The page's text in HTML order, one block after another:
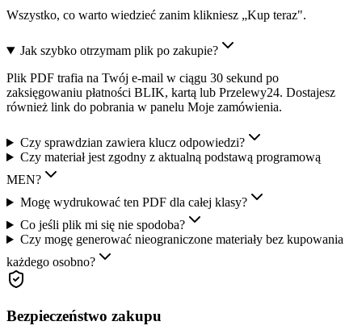
Wszystko, co warto wiedzieć zanim klikniesz „Kup teraz".
Jak szybko otrzymam plik po zakupie?
Plik PDF trafia na Twój e-mail w ciągu 30 sekund po
zaksięgowaniu płatności BLIK, kartą lub Przelewy24. Dostajesz
również link do pobrania w panelu Moje zamówienia.
Czy sprawdzian zawiera klucz odpowiedzi?
Czy materiał jest zgodny z aktualną podstawą programową
MEN?
Mogę wydrukować ten PDF dla całej klasy?
Co jeśli plik mi się nie spodoba?
Czy mogę generować nieograniczone materiały bez kupowania
każdego osobno?
Bezpieczeństwo zakupu